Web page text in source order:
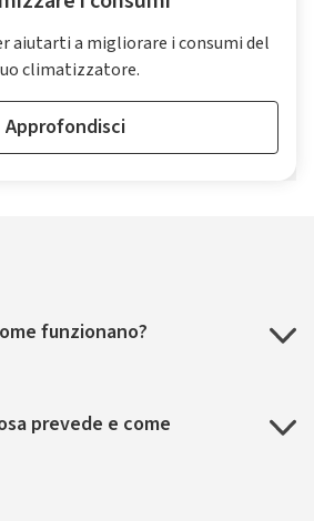
aiutarti a migliorare i consumi del
climatizzatore.
Approfondisci
funzionano?
prevede e come